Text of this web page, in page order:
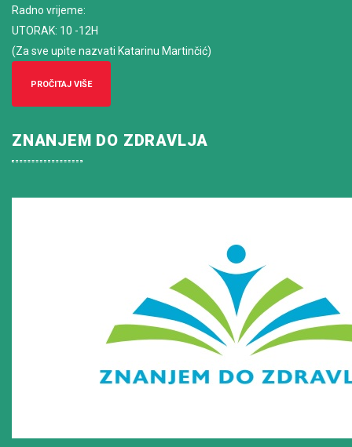
Radno vrijeme:
UTORAK: 10 -12H
(Za sve upite nazvati Katarinu Martinčić)
PROČITAJ VIŠE
ZNANJEM DO ZDRAVLJA